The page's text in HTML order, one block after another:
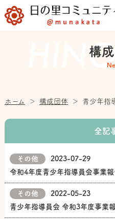
構
ホーム ＞ 構成団体 ＞ 青少年指
全記
その他
2023-07-29
令和4年度青少年指導員会事業
その他
2022-05-23
青少年指導員会 令和3年度事業